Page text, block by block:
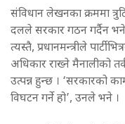
संविधान लेखनका क्रममा
दलले सरकार गठन गर्दैन
त्यस्तै, प्रधानमन्त्रीले
अधिकार राख्ने मैनालीको
उत्पन्न हुन्छ । ‘सरकारको
विघटन गर्ने हो’, उनले भने ।